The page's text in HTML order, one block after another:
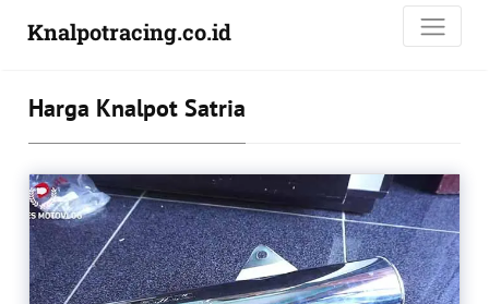
Knalpotracing.co.id
Harga Knalpot Satria